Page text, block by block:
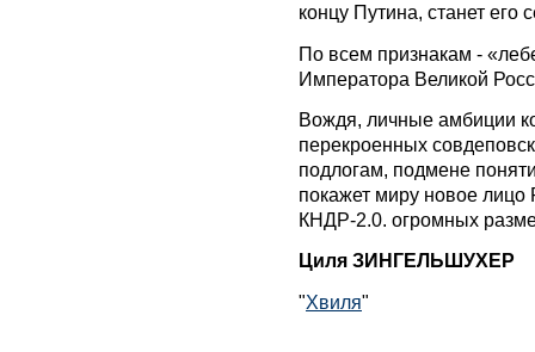
концу Путина, станет его
По всем признакам -
Императора Великой
Вождя, личные амбиции
перекроенных
подлогам, подмене
покажет миру новое
КНДР-2.0. огромных
Циля ЗИНГЕЛЬШУХЕР
"Хвиля"